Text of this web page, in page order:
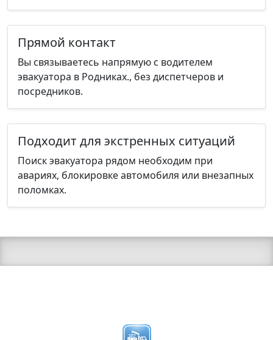
Прямой контакт
Вы связываетесь напрямую с водителем
эвакуатора в Родниках., без диспетчеров и
посредников.
Подходит для экстренных ситуаций
Поиск эвакуатора рядом необходим при
авариях, блокировке автомобиля или внезапных
поломках.